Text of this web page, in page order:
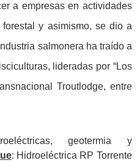
a empresas en actividades
y asimismo, se dio a
salmonera ha traído a
lideradas por “Los
Troutlodge, entre
geotermia y
: Hidroeléctrica RP Torrente